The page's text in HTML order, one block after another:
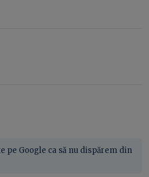
pe Google ca să nu dispărem din